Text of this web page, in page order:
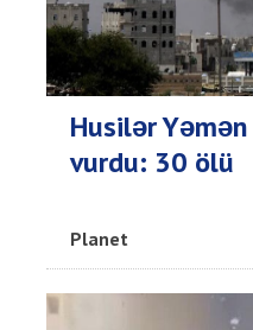
Husilər
vurdu: 30 ölü
Planet